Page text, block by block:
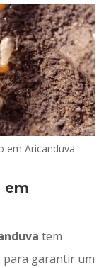
em Aricanduva
em
tem
para garantir um